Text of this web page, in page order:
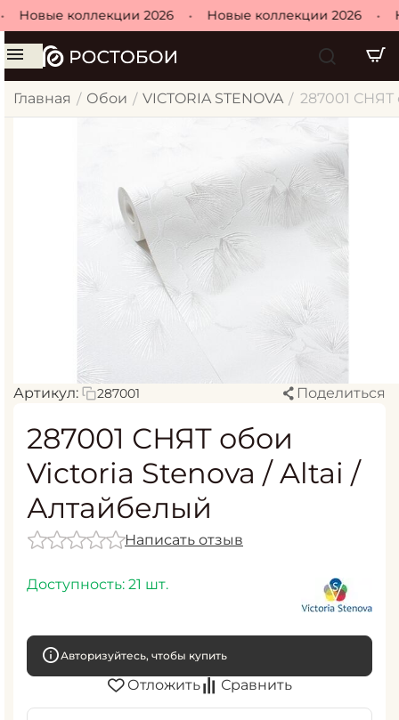
Новые коллекции 2026 Новые коллекции 2026
Главная / Обои / VICTORIA STENOVA / 287001 СНЯТ
Артикул: 287001 Поделиться
287001 СНЯТ обои
Victoria Stenova / Altai /
Алтайбелый
Написать отзыв
Доступность: 21 шт.
Авторизуйтесь, чтобы купить
Отложить Сравнить